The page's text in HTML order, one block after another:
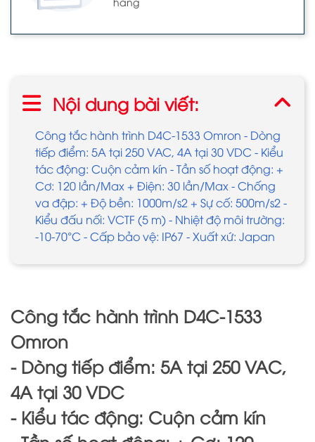
Nội dung bài viết:
Công tắc hành trình D4C-1533 Omron - Dòng
tiếp điểm: 5A tại 250 VAC, 4A tại 30 VDC - Kiểu
tác động: Cuộn cảm kín - Tần số hoạt động: +
Cơ: 120 lần/Max + Điện: 30 lần/Max - Chống
va đập: + Độ bền: 1000m/s2 + Sự cố: 500m/s2 -
Kiểu đấu nối: VCTF (5 m) - Nhiệt độ môi trường:
-10-70°C - Cấp bảo vệ: IP67 - Xuất xứ: Japan
Công tắc hành trình D4C-1533
Omron
- Dòng tiếp điểm: 5A tại 250 VAC,
4A tại 30 VDC
- Kiểu tác động: Cuộn cảm kín